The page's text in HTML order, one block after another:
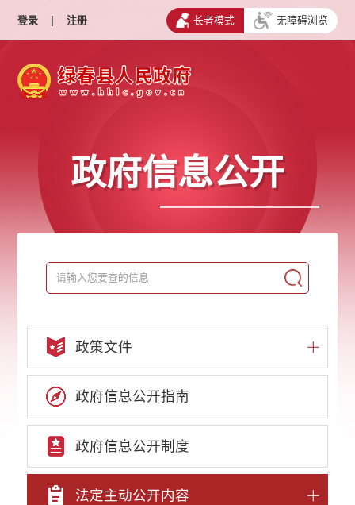
登录 | 注册 长者模式 无障碍浏览
政府信息公开
政策文件
政府信息公开指南
政府信息公开制度
法定主动公开内容